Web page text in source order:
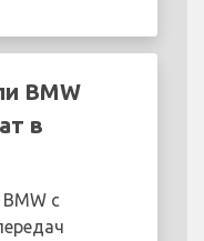
BMW
в
с